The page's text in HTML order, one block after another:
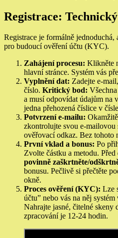
Registrace:
Registrace je formálně
pro budoucí ověření účtu (KYC).
Zahájení procesu: Klikněte
hlavní stránce. Systém vás
Vyplnění dat: Zadejte e-
číslo. Kritický bod:
a musí odpovídat údajům na
jedna přehozená číslice v
Potvrzení e-mailu:
zkontrolujte svou e-mailovou
ověřovací odkaz. Bez tohoto
První vklad a bonus: Po
Zvolte částku a metodu.
povinně zaškrtněte/
bonusu. Pečlivě si přečtěte
okně.
Proces ověření (KYC): Lze
účtu” nebo vás na něj
Nahrajte jasné, čitelné skeny
zpracování je 12-24 hodin.